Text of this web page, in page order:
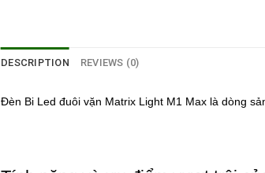
DESCRIPTION REVIEWS (0)
Đèn Bi Led đuôi vặn Matrix Light M1 Max là dòng